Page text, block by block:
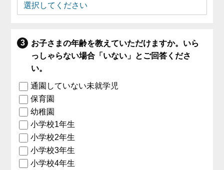
お子さまの年齢を教えていただけますか。いら
っしゃらない場合「いない」とご回答くださ
い。
通園していない未就学児
保育園
幼稚園
小学校1年生
小学校2年生
小学校3年生
小学校4年生